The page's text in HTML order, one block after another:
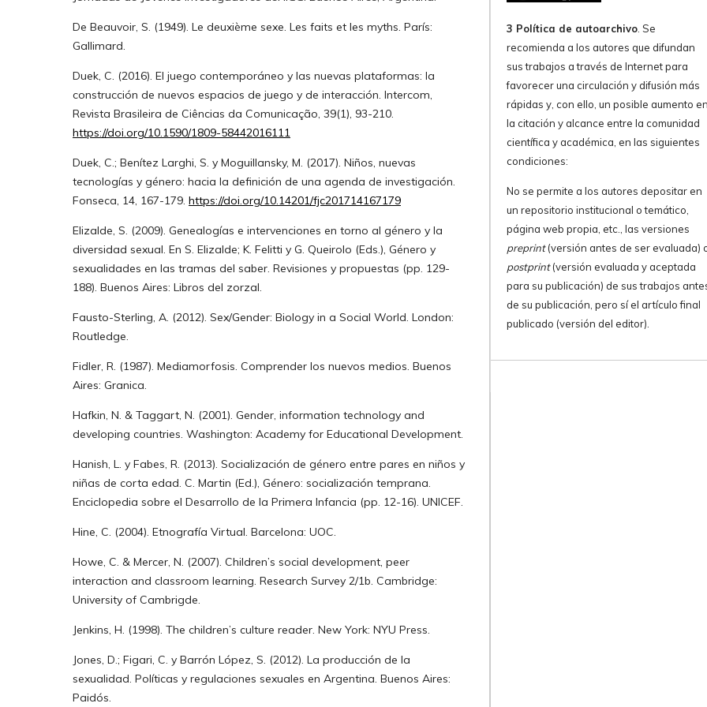
De Beauvoir, S. (1949). Le deuxième sexe. Les faits et les myths. París:
Gallimard.
Duek, C. (2016). El juego contemporáneo y las nuevas plataformas: la
construcción de nuevos espacios de juego y de interacción. Intercom,
Revista Brasileira de Ciências da Comunicação, 39(1), 93-210.
https://doi.org/10.1590/1809-58442016111
Duek, C.; Benítez Larghi, S. y Moguillansky, M. (2017). Niños, nuevas
tecnologías y género: hacia la definición de una agenda de investigación.
Fonseca, 14, 167-179. https://doi.org/10.14201/fjc201714167179
Elizalde, S. (2009). Genealogías e intervenciones en torno al género y la
diversidad sexual. En S. Elizalde; K. Felitti y G. Queirolo (Eds.), Género y
sexualidades en las tramas del saber. Revisiones y propuestas (pp. 129-
188). Buenos Aires: Libros del zorzal.
Fausto-Sterling, A. (2012). Sex/Gender: Biology in a Social World. London:
Routledge.
Fidler, R. (1987). Mediamorfosis. Comprender los nuevos medios. Buenos
Aires: Granica.
Hafkin, N. & Taggart, N. (2001). Gender, information technology and
developing countries. Washington: Academy for Educational Development.
Hanish, L. y Fabes, R. (2013). Socialización de género entre pares en niños y
niñas de corta edad. C. Martin (Ed.), Género: socialización temprana.
Enciclopedia sobre el Desarrollo de la Primera Infancia (pp. 12-16). UNICEF.
Hine, C. (2004). Etnografía Virtual. Barcelona: UOC.
Howe, C. & Mercer, N. (2007). Children’s social development, peer
interaction and classroom learning. Research Survey 2/1b. Cambridge:
University of Cambrigde.
Jenkins, H. (1998). The children’s culture reader. New York: NYU Press.
Jones, D.; Figari, C. y Barrón López, S. (2012). La producción de la
sexualidad. Políticas y regulaciones sexuales en Argentina. Buenos Aires:
Paidós.
3 Política de autoarchivo. Se
recomienda a los autores que difundan
sus trabajos a través de Internet para
favorecer una circulación y difusión más
rápidas y, con ello, un posible aumento en
la citación y alcance entre la comunidad
científica y académica, en las siguientes
condiciones:
No se permite a los autores depositar en
un repositorio institucional o temático,
página web propia, etc., las versiones
preprint(versión antes de ser evaluada)
postprint(versión evaluada y aceptada
para su publicación) de sus trabajos
de su publicación, pero sí el artículo final
publicado (versión del editor).